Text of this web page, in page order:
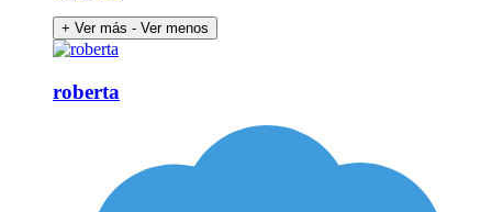
+ Ver más - Ver menos
roberta